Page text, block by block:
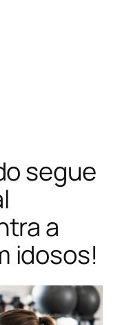
segue
a
idosos!